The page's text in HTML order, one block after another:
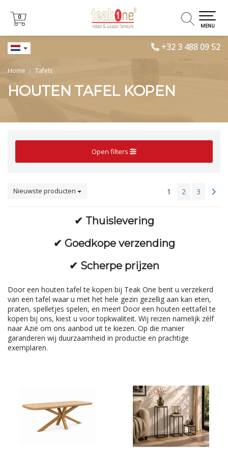
+32 3 488 09 52
0
0
MENU
Home Tafels
HOUTEN TAFEL KOPEN
Open filters
Nieuwste producten 1 2 3
✔ Thuislevering
✔ Goedkope verzending
✔ Scherpe prijzen
Door een houten tafel te kopen bij Teak One bent u verzekerd
van een tafel waar u met het hele gezin gezellig aan kan eten,
praten, spelletjes spelen, en meer! Door een houten eettafel te
kopen bij ons, kiest u voor topkwaliteit. Wij reizen namelijk zélf
naar Azië om ons aanbod uit te kiezen. Op die manier
garanderen wij duurzaamheid in productie en prachtige
exemplaren.